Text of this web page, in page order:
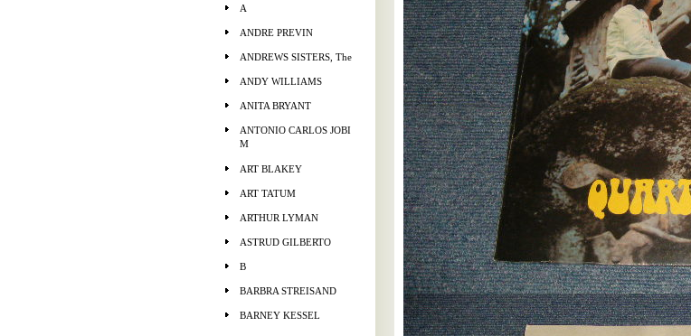
A
ANDRE PREVIN
ANDREWS SISTERS, The
ANDY WILLIAMS
ANITA BRYANT
ANTONIO CARLOS JOBI
M
ART BLAKEY
ART TATUM
ARTHUR LYMAN
ASTRUD GILBERTO
B
BARBRA STREISAND
BARNEY KESSEL